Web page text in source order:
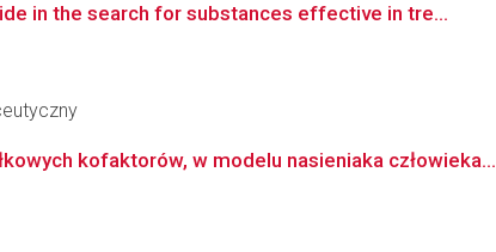
in the search for substances effective in tre...
kofaktorów, w modelu nasieniaka człowieka...